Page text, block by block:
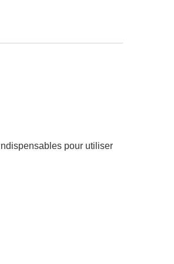
pour utiliser